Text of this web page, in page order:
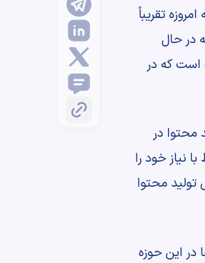
تقریباً
در حال
است که در
محتوا در
نیاز خود را
محتوا
در این حوزه